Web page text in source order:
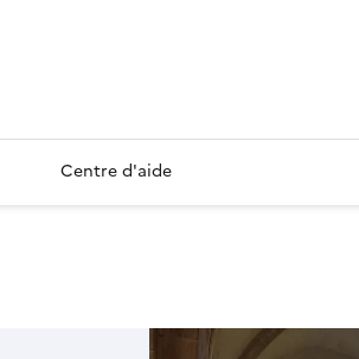
Centre d'aide